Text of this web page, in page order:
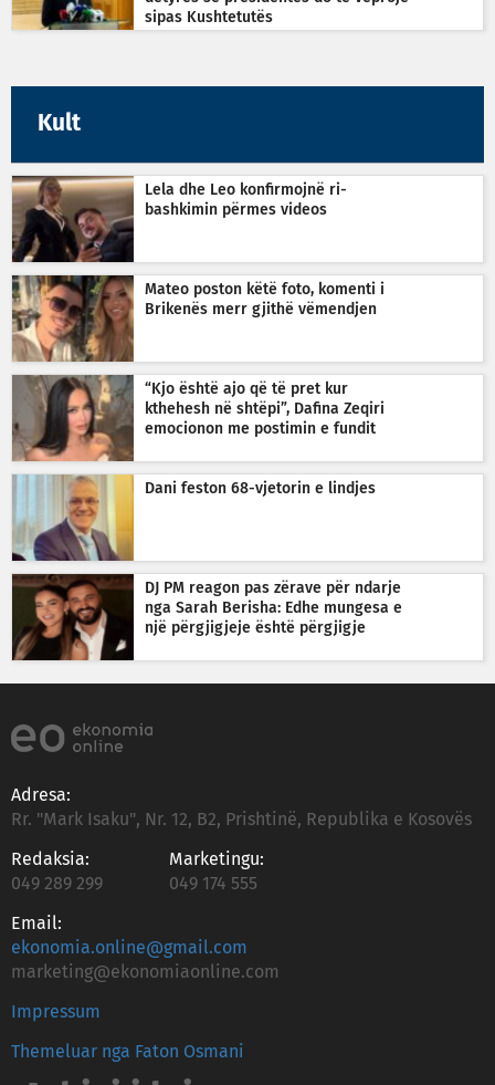
sipas Kushtetutës
Kult
Lela dhe Leo konfirmojnë ri-
bashkimin përmes videos
Mateo poston këtë foto, komenti i
Brikenës merr gjithë vëmendjen
“Kjo është ajo që të pret kur
kthehesh në shtëpi”, Dafina Zeqiri
emocionon me postimin e fundit
Dani feston 68-vjetorin e lindjes
DJ PM reagon pas zërave për ndarje
nga Sarah Berisha: Edhe mungesa e
një përgjigjeje është përgjigje
Adresa:
Rr. "Mark Isaku", Nr. 12, B2, Prishtinë, Republika e Kosovës
Redaksia:
049 289 299
Marketingu:
049 174 555
Email:
ekonomia.online@gmail.com
marketing@ekonomiaonline.com
Impressum
Themeluar nga Faton Osmani